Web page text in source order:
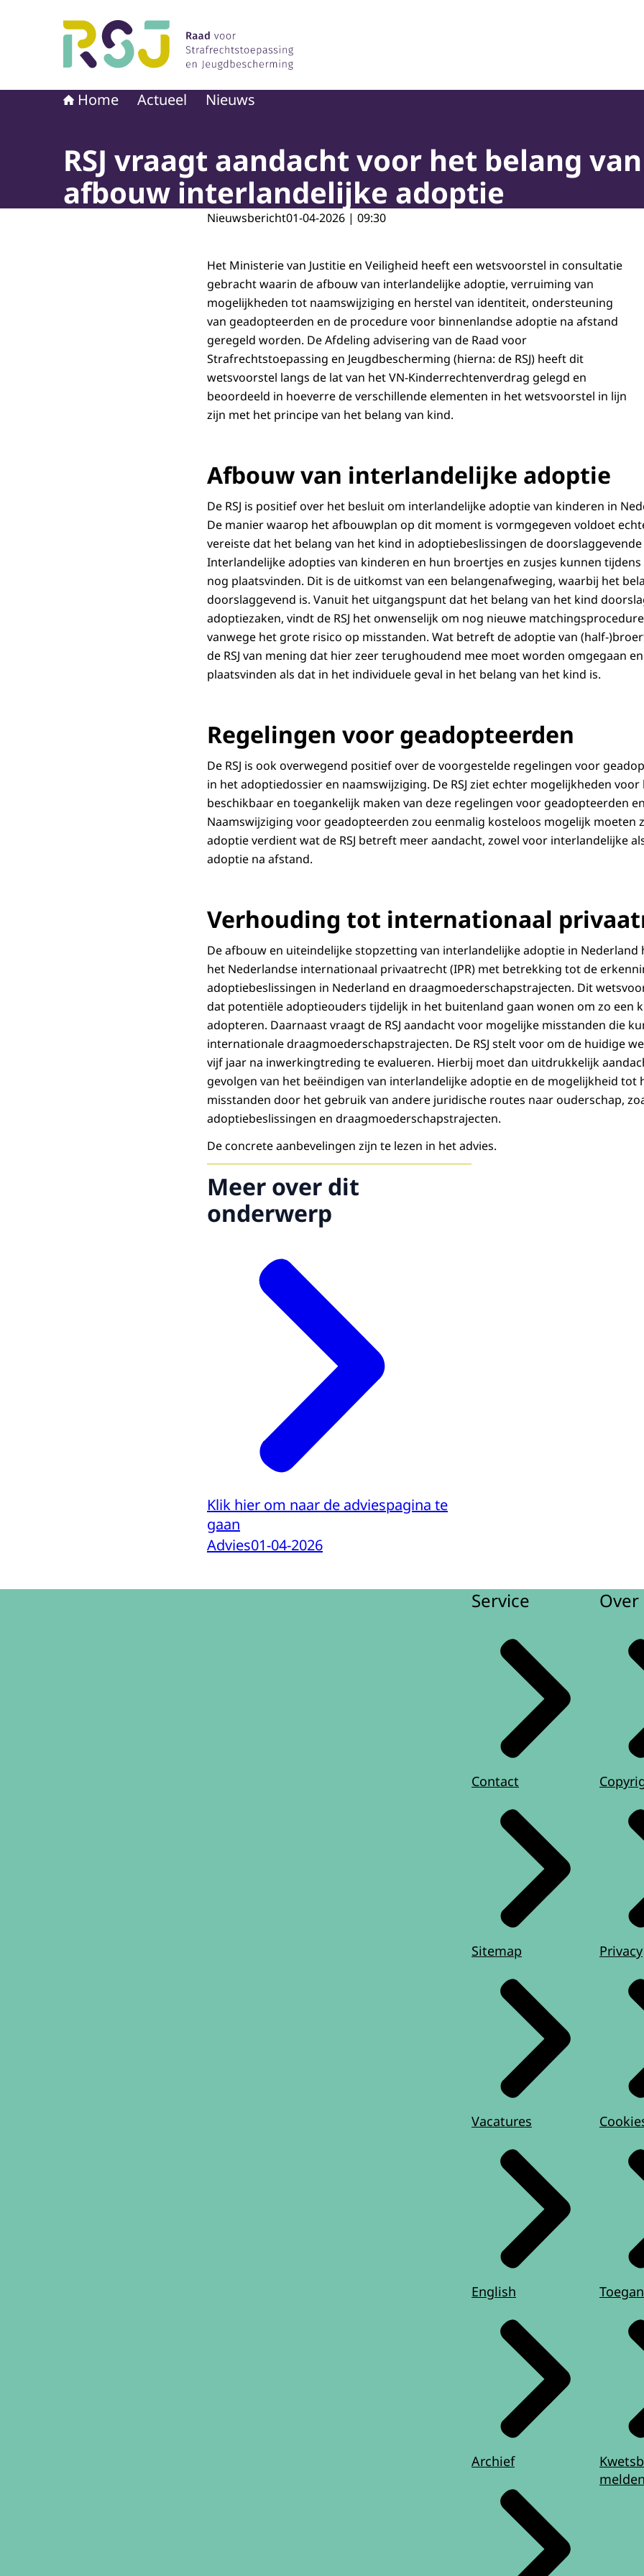
Home Actueel Nieuws
RSJ vraagt aandacht voor het belang
afbouw interlandelijke adoptie
Nieuwsbericht01-04-2026 | 09:30
Het Ministerie van Justitie en Veiligheid heeft een wetsvoorstel in consultatie
gebracht waarin de afbouw van interlandelijke adoptie, verruiming van
mogelijkheden tot naamswijziging en herstel van identiteit, ondersteuning
van geadopteerden en de procedure voor binnenlandse adoptie na afstand
geregeld worden. De Afdeling advisering van de Raad voor
Strafrechtstoepassing en Jeugdbescherming (hierna: de RSJ) heeft dit
wetsvoorstel langs de lat van het VN-Kinderrechtenverdrag gelegd en
beoordeeld in hoeverre de verschillende elementen in het wetsvoorstel in lijn
zijn met het principe van het belang van kind.
Afbouw van interlandelijke adoptie
De RSJ is positief over het besluit om interlandelijke adoptie van kinderen in
De manier waarop het afbouwplan op dit moment is vormgegeven voldoet
vereiste dat het belang van het kind in adoptiebeslissingen de
Interlandelijke adopties van kinderen en hun broertjes en zusjes kunnen
nog plaatsvinden. Dit is de uitkomst van een belangenafweging, waarbij het
doorslaggevend is. Vanuit het uitgangspunt dat het belang van het kind
adoptiezaken, vindt de RSJ het onwenselijk om nog nieuwe
vanwege het grote risico op misstanden. Wat betreft de adoptie van (half-
de RSJ van mening dat hier zeer terughoudend mee moet worden omgegaan
plaatsvinden als dat in het individuele geval in het belang van het kind is.
Regelingen voor geadopteerden
De RSJ is ook overwegend positief over de voorgestelde regelingen voor
in het adoptiedossier en naamswijziging. De RSJ ziet echter mogelijkheden
beschikbaar en toegankelijk maken van deze regelingen voor geadopteerden
Naamswijziging voor geadopteerden zou eenmalig kosteloos mogelijk moeten
adoptie verdient wat de RSJ betreft meer aandacht, zowel voor interlandelijke
adoptie na afstand.
Verhouding tot internationaal
De afbouw en uiteindelijke stopzetting van interlandelijke adoptie in Nederland
het Nederlandse internationaal privaatrecht (IPR) met betrekking tot de
adoptiebeslissingen in Nederland en draagmoederschapstrajecten. Dit
dat potentiële adoptieouders tijdelijk in het buitenland gaan wonen om zo een
adopteren. Daarnaast vraagt de RSJ aandacht voor mogelijke misstanden die
internationale draagmoederschapstrajecten. De RSJ stelt voor om de huidige
vijf jaar na inwerkingtreding te evalueren. Hierbij moet dan uitdrukkelijk
gevolgen van het beëindigen van interlandelijke adoptie en de mogelijkheid tot
misstanden door het gebruik van andere juridische routes naar ouderschap,
adoptiebeslissingen en draagmoederschapstrajecten.
De concrete aanbevelingen zijn te lezen in het advies.
Meer over dit
onderwerp
Klik hier om naar de adviespagina te
gaan
Advies01-04-2026
Service
Contact
Sitemap
Vacatures
English
Archief
Privacy